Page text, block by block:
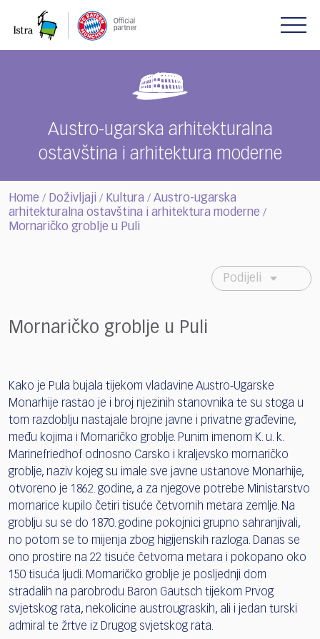
note:
Austro-ugarska arhitekturalna
ostavština i arhitektura moderne
Home / Doživljaji / Kultura / Austro-ugarska
arhitekturalna ostavština i arhitektura moderne /
Mornaričko groblje u Puli
Podijeli
Mornaričko groblje u Puli
Kako je Pula bujala tijekom vladavine Austro-Ugarske
Monarhije rastao je i broj njezinih stanovnika te su stoga u
tom razdoblju nastajale brojne javne i privatne građevine,
među kojima i Mornaričko groblje. Punim imenom K. u. k.
Marinefriedhof odnosno Carsko i kraljevsko mornaričko
groblje, naziv kojeg su imale sve javne ustanove Monarhije,
otvoreno je 1862. godine, a za njegove potrebe Ministarstvo
mornarice kupilo četiri tisuće četvornih metara zemlje. Na
groblju su se do 1870. godine pokojnici grupno sahranjivali,
no potom se to mijenja zbog higijenskih razloga. Danas se
ono prostire na 22 tisuće četvorna metara i pokopano oko
150 tisuća ljudi. Mornaričko groblje je posljednji dom
stradalih na parobrodu Baron Gautsch tijekom Prvog
svjetskog rata, nekolicine austrougraskih, ali i jedan turski
admiral te žrtve iz Drugog svjetskog rata.